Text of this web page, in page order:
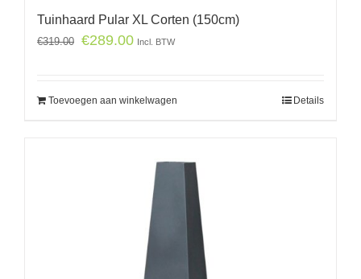
Tuinhaard Pular XL Corten (150cm)
€319.00 €289.00 Incl. BTW
Toevoegen aan winkelwagen Details